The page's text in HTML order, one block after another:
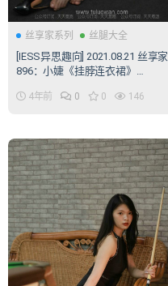
丝享家系列 丝腿大全
[IESS异思趣向] 2021.08.21 丝享家
896：小婕《挂脖连衣裙》
4年前 0 0 146